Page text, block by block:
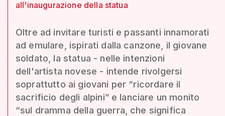
all'inaugurazione della statua
Oltre ad invitare turisti e passanti innamorati
ad emulare, ispirati dalla canzone, il giovane
soldato, la statua - nelle intenzioni
dell'artista novese - intende rivolgersi
soprattutto ai giovani per “ricordare il
sacrificio degli alpini” e lanciare un monito
“sul dramma della guerra, che significa